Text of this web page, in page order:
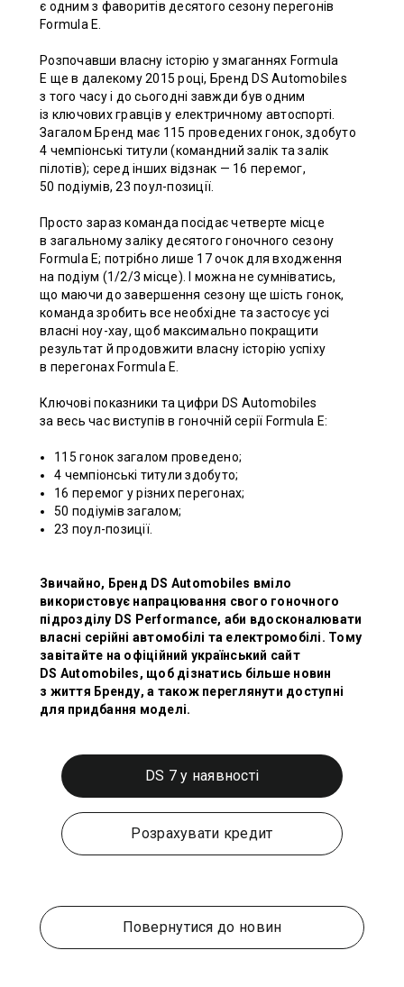
є одним з фаворитів десятого сезону перегонів
Formula E.
Розпочавши власну історію у змаганнях Formula
E ще в далекому 2015 році, Бренд DS Automobiles
з того часу і до сьогодні завжди був одним
із ключових гравців у електричному автоспорті.
Загалом Бренд має 115 проведених гонок, здобуто
4 чемпіонські титули (командний залік та залік
пілотів); серед інших відзнак — 16 перемог,
50 подіумів, 23 поул-позиції.
Просто зараз команда посідає четверте місце
в загальному заліку десятого гоночного сезону
Formula E; потрібно лише 17 очок для входження
на подіум (1/2/3 місце). І можна не сумніватись,
що маючи до завершення сезону ще шість гонок,
команда зробить все необхідне та застосує усі
власні ноу-хау, щоб максимально покращити
результат й продовжити власну історію успіху
в перегонах Formula E.
Ключові показники та цифри DS Automobiles
за весь час виступів в гоночній серії Formula E:
115 гонок загалом проведено;
4 чемпіонські титули здобуто;
16 перемог у різних перегонах;
50 подіумів загалом;
23 поул-позиції.
Звичайно, Бренд DS Automobiles вміло
використовує напрацювання свого гоночного
підрозділу DS Performance, аби вдосконалювати
власні серійні автомобілі та електромобілі. Тому
завітайте на офіційний український сайт
DS Automobiles, щоб дізнатись більше новин
з життя Бренду, а також переглянути доступні
для придбання моделі.
DS 7 у наявності
Розрахувати кредит
Повернутися до новин